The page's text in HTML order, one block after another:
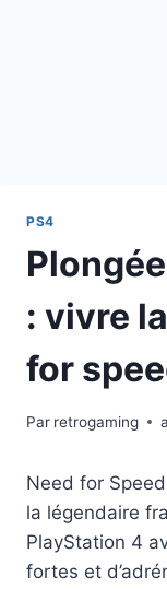
PS4
: vivre
for
Par retrogaming
Need for
la légendaire
PlayStation 4
fortes et